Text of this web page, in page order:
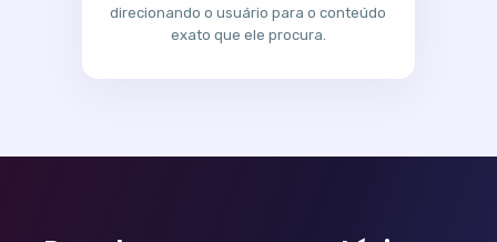
direcionando o usuário para o conteúdo
exato que ele procura.